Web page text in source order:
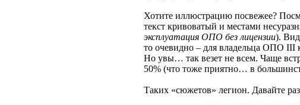
Хотите иллюстрацию посвежее?
текст кривоватый и местами
эксплуатация ОПО без лицензии).
то очевидно – для владельца ОПО III
Но увы… так везет не всем. Чаще
50% (что тоже приятно… в
Таких «сюжетов» легион. Давайте